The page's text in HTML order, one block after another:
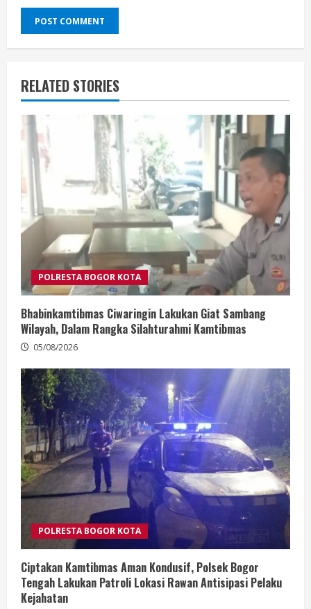
RELATED STORIES
POLRESTA BOGOR KOTA
Bhabinkamtibmas Ciwaringin Lakukan Giat Sambang
Wilayah, Dalam Rangka Silahturahmi Kamtibmas
05/08/2026
POLRESTA BOGOR KOTA
Ciptakan Kamtibmas Aman Kondusif, Polsek Bogor
Tengah Lakukan Patroli Lokasi Rawan Antisipasi Pelaku
Kejahatan